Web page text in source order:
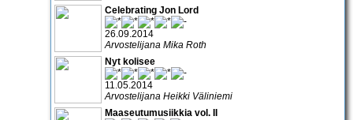
Celebrating Jon Lord
26.09.2014
Arvostelijana Mika Roth
Nyt kolisee
11.05.2014
Arvostelijana Heikki Väliniemi
Maaseutumusiikkia vol. II